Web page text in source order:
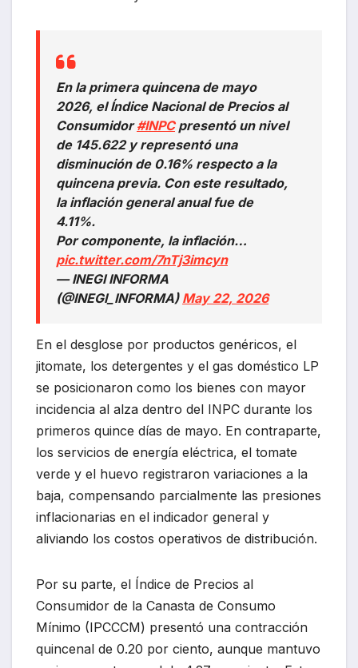
En la primera quincena de mayo
2026, el Índice Nacional de Precios al
Consumidor#INPCpresentó un nivel
de 145.622 y representó una
disminución de 0.16% respecto a la
quincena previa. Con este resultado,
la inflación general anual fue de
4.11%.
Por componente, la inflación…
pic.twitter.com/7nTj3imcyn
— INEGI INFORMA
(@INEGI_INFORMA) May 22, 2026
En el desglose por productos genéricos, el
jitomate, los detergentes y el gas doméstico LP
se posicionaron como los bienes con mayor
incidencia al alza dentro del INPC durante los
primeros quince días de mayo. En contraparte,
los servicios de energía eléctrica, el tomate
verde y el huevo registraron variaciones a la
baja, compensando parcialmente las presiones
inflacionarias en el indicador general y
aliviando los costos operativos de distribución.
Por su parte, el Índice de Precios al
Consumidor de la Canasta de Consumo
Mínimo (IPCCCM) presentó una contracción
quincenal de 0.20 por ciento, aunque mantuvo